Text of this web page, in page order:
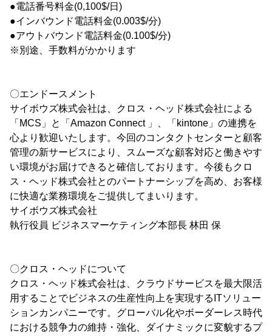
●電話番号料金(0,100$/日)
●インバウンド電話料金(0.003$/分)
●アウトバウンド電話料金(0.100$/分)
※別途、手数料がかかります
〇エンドースメント
サイボウズ株式会社は、クロス・ヘッド株式会社による
「MCS」と「Amazon Connect 」、「kintone」の連携を
心より歓迎いたします。今回のコンタクトセンターと顧客
管理の新サービスにより、スムーズな顧客対応と働きやす
い環境がお届けできると確信しております。今後もクロ
ス・ヘッド株式会社とのパートナーシップを高め、お客様
に快適な業務環境をご提供してまいります。
サイボウズ株式会社
執行役員 ビジネスマーケティング本部長 林田 保
〇クロス・ヘッドについて
クロス・ヘッド株式会社は、クラウドサービスを最大限活
用することでビジネスの生産性向上を実現するITソリュー
ションカンパニーです。グローバル化やボーダーレス時代
における競争力の維持・強化、ダイナミックに変貌するプ